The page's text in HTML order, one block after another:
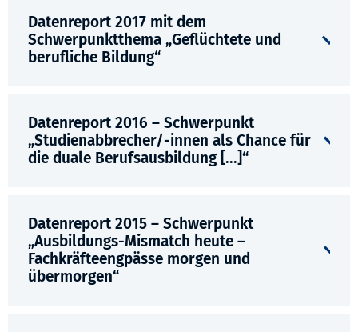
Datenreport 2017 mit dem
Schwerpunktthema „Geflüchtete und
berufliche Bildung“
Datenreport 2016 – Schwerpunkt
„Studienabbrecher/-innen als Chance für
die duale Berufsausbildung [...]“
Datenreport 2015 – Schwerpunkt
„Ausbildungs-Mismatch heute –
Fachkräfteengpässe morgen und
übermorgen“